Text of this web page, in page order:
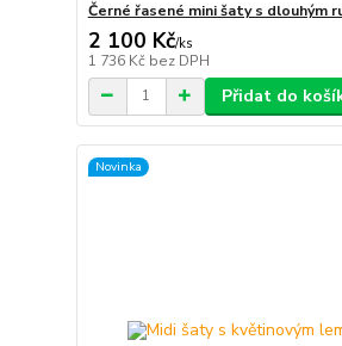
Černé řasené mini šaty s dlouhým
2 100 Kč/ks
1 736 Kč bez DPH
Přidat do
Novinka